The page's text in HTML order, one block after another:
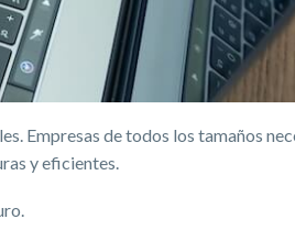
Empresas de todos los tamaños
y eficientes.